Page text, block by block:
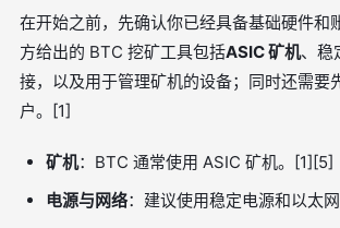
在开始之前，先确认你已经具备基础硬件和
方给出的 BTC 挖矿工具包括ASIC 矿机、稳
接，以及用于管理矿机的设备；同时还需要
户。[1]
矿机：BTC 通常使用 ASIC 矿机。[1][5]
电源与网络：建议使用稳定电源和以太